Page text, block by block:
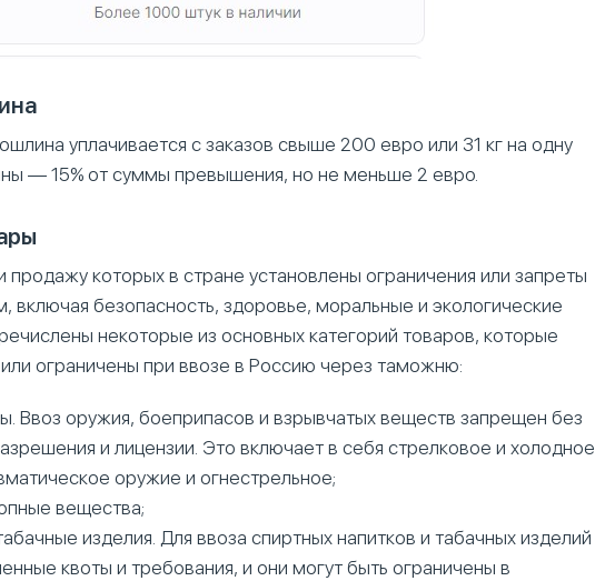
уплачивается с заказов свыше 200 евро или 31 кг на одну
— 15% от суммы превышения, но не меньше 2 евро.
продажу которых в стране установлены ограничения или запреты
включая безопасность, здоровье, моральные и экологические
некоторые из основных категорий товаров, которые
ограничены при ввозе в Россию через таможню:
Ввоз оружия, боеприпасов и взрывчатых веществ запрещен без
и лицензии. Это включает в себя стрелковое и холодное
оружие и огнестрельное;
вещества;
изделия. Для ввоза спиртных напитков и табачных изделий
квоты и требования, и они могут быть ограничены в